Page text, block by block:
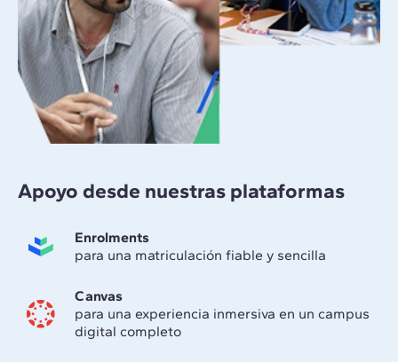
Apoyo desde nuestras plataformas
Enrolments
para una matriculación fiable y sencilla
Canvas
para una experiencia inmersiva en un campus
digital completo